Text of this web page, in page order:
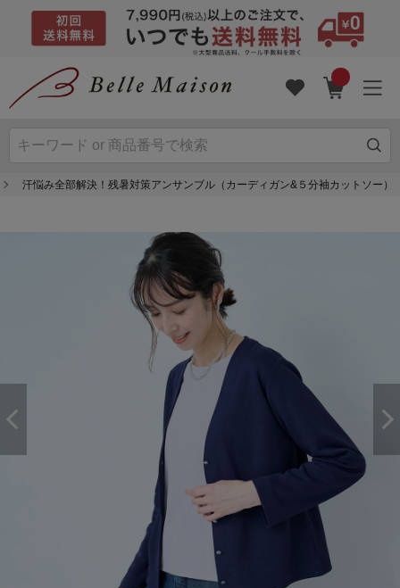
汗悩み全部解決！残暑対策アンサンブル（カーディガン&５分袖カットソー）